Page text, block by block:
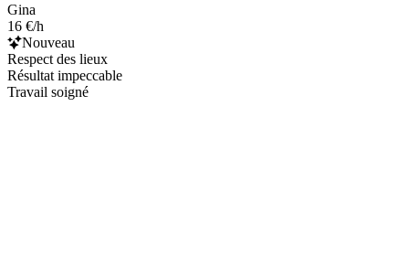
Gina
16 €/h
Nouveau
Respect des lieux
Résultat impeccable
Travail soigné